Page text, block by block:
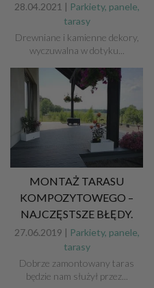
28.04.2021 | Parkiety, panele,
tarasy
Drewniane i kamienne dekory,
wyczuwalna w dotyku...
MONTAŻ TARASU
KOMPOZYTOWEGO –
NAJCZĘSTSZE BŁĘDY.
27.06.2019 | Parkiety, panele,
tarasy
Dobrze zamontowany taras
będzie nam służył przez...